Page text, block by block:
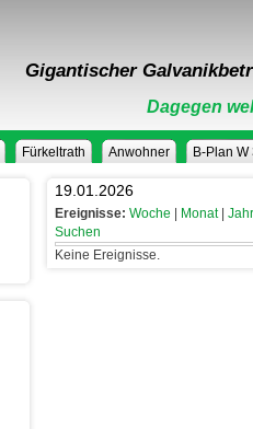
Gigantischer
Dagegen
Fürkeltrath Anwohner B-Plan W
19.01.2026
Ereignisse: Woche Monat| Jahr
Suchen
Keine Ereignisse.